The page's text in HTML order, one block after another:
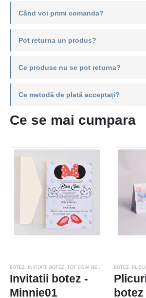
Când voi primi comanda?
Pot returna un produs?
Ce produse nu se pot returna?
Ce metodă de plată acceptați?
Ce se mai cumpara
BOTEZ , INVITATII BOTEZ , TOT CE AI NEVOIE PENTRU NUNTA SAU BOTEZ
Invitatii botez -
Minnie01
BOTEZ ,